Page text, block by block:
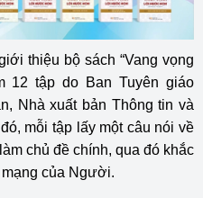
thiệu bộ sách “Vang vọng
12 tập do Ban Tuyên giáo
Nhà xuất bản Thông tin và
mỗi tập lấy một câu nói về
chủ đề chính, qua đó khắc
của Người.